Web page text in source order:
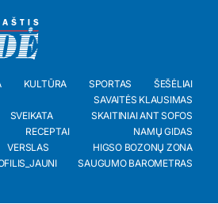
KULTŪRA SPORTAS
ŠEŠĖLIAI
SAVAITĖS KLAUSIMAS
SVEIKATA
SKAITINIAI ANT SOFOS
RECEPTAI
NAMŲ GIDAS
VERSLAS
HIGSO BOZONŲ ZONA
SAUGUMO BAROMETRAS